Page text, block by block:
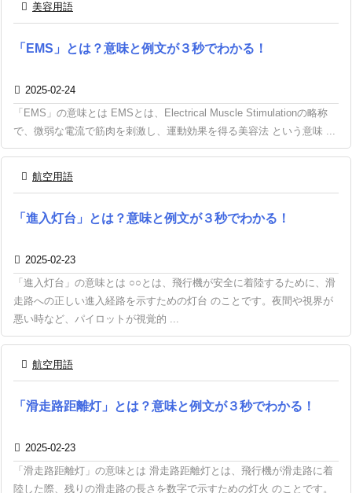
 美容用語
「EMS」とは？意味と例文が３秒でわかる！
 2025-02-24
「EMS」の意味とは EMSとは、Electrical Muscle Stimulationの略称
で、微弱な電流で筋肉を刺激し、運動効果を得る美容法 という意味 ...
 航空用語
「進入灯台」とは？意味と例文が３秒でわかる！
 2025-02-23
「進入灯台」の意味とは ○○とは、飛行機が安全に着陸するために、滑
走路への正しい進入経路を示すための灯台 のことです。夜間や視界が
悪い時など、パイロットが視覚的 ...
 航空用語
「滑走路距離灯」とは？意味と例文が３秒でわかる！
 2025-02-23
「滑走路距離灯」の意味とは 滑走路距離灯とは、飛行機が滑走路に着
陸した際、残りの滑走路の長さを数字で示すための灯火 のことです。